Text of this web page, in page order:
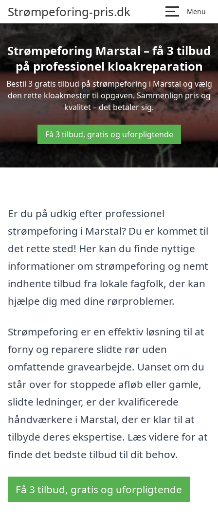
Strømpeforing-pris.dk Menu
Strømpeforing Marstal – få 3 tilbud
på professionel kloakreparation
Bestil 3 gratis tilbud på strømpeforing i Marstal og vælg
den rette kloakmester til opgaven. Sammenlign pris og
kvalitet – det betaler sig.
Få 3 tilbud, gratis og uforpligtende
Er du på udkig efter professionel
strømpeforing i Marstal? Du er kommet til
det rette sted! Her kan du finde nyttige
informationer om strømpeforing og nemt
indhente tilbud fra lokale fagfolk, der kan
hjælpe dig med dine rørproblemer.
Strømpeforing er en effektiv løsning til at
forny og reparere slidte rør uden
omfattende gravearbejde. Uanset om du
står over for stoppede afløb eller gamle,
slidte ledninger, er der kvalificerede
håndværkere i Marstal, der er klar til at
tilbyde deres ekspertise. Læs videre for at
finde det bedste tilbud til dit behov.
Få 3 tilbud, gratis og uforpligtende